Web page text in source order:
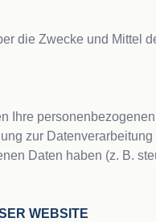
die Zwecke und Mittel
zur
Daten haben (z. B.
WEBSITE